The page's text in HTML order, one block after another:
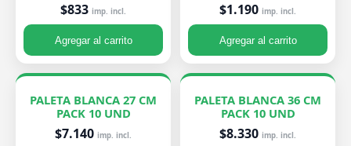
$833 imp. incl.
Agregar al carrito
$1.190 imp. incl.
Agregar al carrito
PALETA BLANCA 27 CM
PACK 10 UND
$7.140 imp. incl.
PALETA BLANCA 36 CM
PACK 10 UND
$8.330 imp. incl.